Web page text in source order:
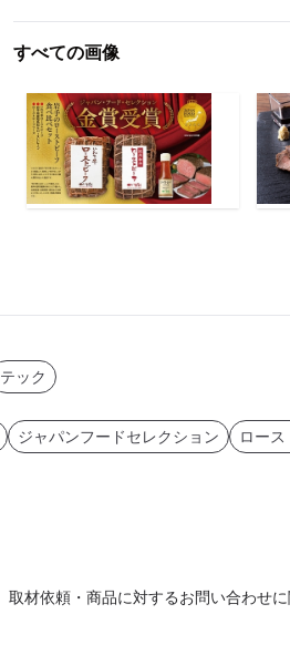
すべての画像
テック
ジャパンフードセレクション ロース
取材依頼・商品に対するお問い合わせ